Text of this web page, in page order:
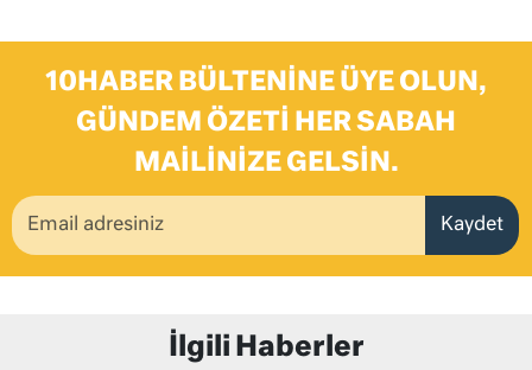
10HABER BÜLTENINE ÜYE OLUN,
GÜNDEM ÖZETI HER SABAH
MAILINIZE GELSIN.
Kaydet
İlgili Haberler